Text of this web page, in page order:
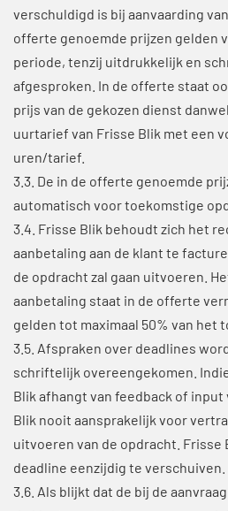
verschuldigd is bij aanvaarding
offerte genoemde prijzen gelden
periode, tenzij uitdrukkelijk en
afgesproken. In de offerte staat
prijs van de gekozen dienst
uurtarief van Frisse Blik met een
uren/tarief.
3.3. De in de offerte genoemde
automatisch voor toekomstige
3.4. Frisse Blik behoudt zich het
aanbetaling aan de klant te
de opdracht zal gaan uitvoeren.
aanbetaling staat in de offerte
gelden tot maximaal 50% van het
3.5. Afspraken over deadlines
schriftelijk overeengekomen.
Blik afhangt van feedback of input
Blik nooit aansprakelijk voor
uitvoeren van de opdracht. Frisse
deadline eenzijdig te verschuiven.
3.6. Als blijkt dat de bij de